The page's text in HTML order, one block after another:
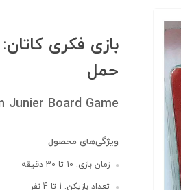
بازی فکری
حمل
Junier Board Game
ویژگی‌های محصول
زمان بازی: 10 تا 30 دقیقه
تعداد بازیکن: 1 تا 4 نفر